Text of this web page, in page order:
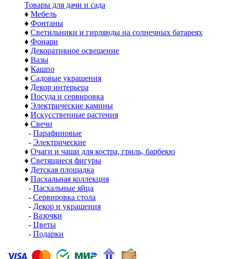
Товары для дачи и сада
♦ Мебель
♦ Фонтаны
♦ Светильники и гирлянды на солнечных батареях
♦ Фонари
♦ Декоративное освещение
♦ Вазы
♦ Кашпо
♦ Садовые украшения
♦ Декор интерьера
♦ Посуда и сервировка
♦ Электрические камины
♦ Искусственные растения
♦ Свечи
- Парафиновые
- Электрические
♦ Очаги и чаши для костра, гриль, барбекю
♦ Светящиеся фигуры
♦ Детская площадка
♦ Пасхальная коллекция
- Пасхальные яйца
- Сервировка стола
- Декор и украшения
- Вазочки
- Цветы
- Подарки